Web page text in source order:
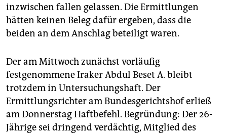
inzwischen fallen gelassen. Die Ermittlungen
hätten keinen Beleg dafür ergeben, dass die
beiden an dem Anschlag beteiligt waren.
Der am Mittwoch zunächst vorläufig
festgenommene Iraker Abdul Beset A. bleibt
trotzdem in Untersuchungshaft. Der
Ermittlungsrichter am Bundesgerichtshof erließ
am Donnerstag Haftbefehl. Begründung: Der 26-
Jährige sei dringend verdächtig, Mitglied des